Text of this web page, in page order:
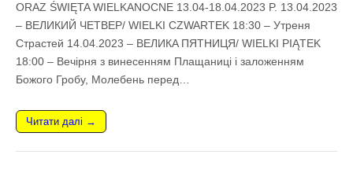
ORAZ ŚWIĘTA WIELKANOCNE 13.04-18.04.2023 P. 13.04.2023
– ВЕЛИКИЙ ЧЕТВЕР/ WIELKI CZWARTEK 18:30 – Утреня
Cтрастей 14.04.2023 – ВЕЛИКA ПЯТНИЦЯ/ WIELKI PIĄTEK
18:00 – Вечірня з винесенням Плащаниці i заложенням
Божого Гробу, Молебень перед…
Читати далі →